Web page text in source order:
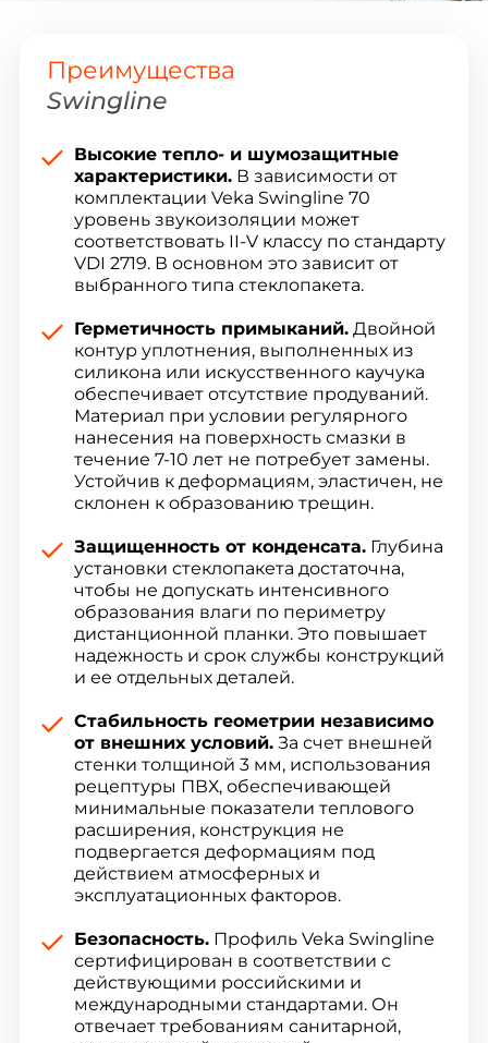
Преимущества
Swingline
Высокие тепло- и шумозащитные
характеристики.В зависимости от
комплектации Veka Swingline 70
уровень звукоизоляции может
соответствовать II-V классу по стандарту
VDI 2719. В основном это зависит от
выбранного типа стеклопакета.
Герметичность примыканий.Двойной
контур уплотнения, выполненных из
силикона или искусственного каучука
обеспечивает отсутствие продуваний.
Материал при условии регулярного
нанесения на поверхность смазки в
течение 7-10 лет не потребует замены.
Устойчив к деформациям, эластичен, не
склонен к образованию трещин.
Защищенность от конденсата.Глубина
установки стеклопакета достаточна,
чтобы не допускать интенсивного
образования влаги по периметру
дистанционной планки. Это повышает
надежность и срок службы конструкций
и ее отдельных деталей.
Стабильность геометрии независимо
от внешних условий.За счет внешней
стенки толщиной 3 мм, использования
рецептуры ПВХ, обеспечивающей
минимальные показатели теплового
расширения, конструкция не
подвергается деформациям под
действием атмосферных и
эксплуатационных факторов.
Безопасность.Профиль Veka Swingline
сертифицирован в соответствии с
действующими российскими и
международными стандартами. Он
отвечает требованиям санитарной,